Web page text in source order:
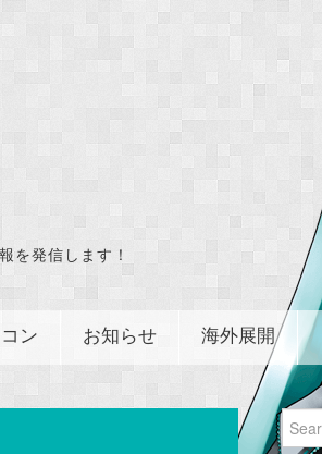
を発信します！
ン お知らせ 海外展開
Search
for: